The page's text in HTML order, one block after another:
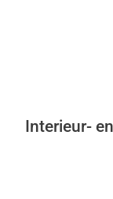
Interieur-